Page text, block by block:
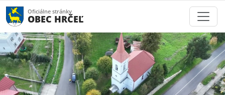
Oficiálne stránky
OBEC HRČEĽ